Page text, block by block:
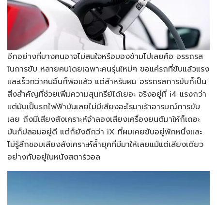
อีกอย่างที่บางคนอาจไม่สนใจหรือมองข้ามไปเลยคือ อรรถรส
ในการขับ หลายคนโดยเฉพาะคนรุ่นใหม่ๆ ขอแค่รถที่ขับแล้วแรง
และเร็วกว่าคนอื่นก็พอแล้ว แต่สำหรับผม อรรถรสการขับก็เป็น
สิ่งสำคัญที่ช่วยเพิ่มความสุนทรีย์ได้เยอะ จริงอยู่ที่ i4 แรงกว่า
แต่มันเป็นรถไฟฟ้ามันเลยไม่มีเสียงอะไรมาเร้าอารมณ์การขับ
เลย ถึงมีเสียงสังเคราะห์จำลองเสียงเครื่องยนต์มาให้ก็เถอะ
มันก็ปลอมอยู่ดี แต่ก็ยังดีกว่า iX ที่ผมเคยขับอยู่พักหนึ่งและ
ไม่รู้สึกชอบเสียงสังเคราะห์ล้ำยุคที่มีมาให้เลยแม้แต่เสียงเดียว
อย่างกับอยู่ในหนังสตาร์วอล